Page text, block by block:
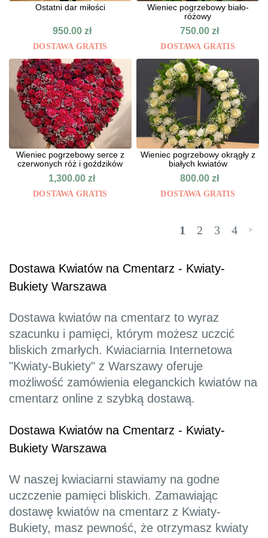
Ostatni dar miłości
950.00 zł
DOSTAWA GRATIS
Wieniec pogrzebowy biało-
różowy
750.00zł
DOSTAWA GRATIS
Wieniec pogrzebowy serce z
czerwonych róż i goździków
1,300.00zł
DOSTAWA GRATIS
Wieniec pogrzebowy okrągły z
białych kwiatów
800.00zł
DOSTAWA GRATIS
1 2 3 4 »
Dostawa Kwiatów na Cmentarz - Kwiaty-
Bukiety Warszawa
Dostawa kwiatów na cmentarz to wyraz
szacunku i pamięci, którym możesz uczcić
bliskich zmarłych. Kwiaciarnia Internetowa
"Kwiaty-Bukiety" z Warszawy oferuje
możliwość zamówienia eleganckich kwiatów na
cmentarz online z szybką dostawą.
Dostawa Kwiatów na Cmentarz - Kwiaty-
Bukiety Warszawa
W naszej kwiaciarni stawiamy na godne
uczczenie pamięci bliskich. Zamawiając
dostawę kwiatów na cmentarz z Kwiaty-
Bukiety, masz pewność, że otrzymasz kwiaty